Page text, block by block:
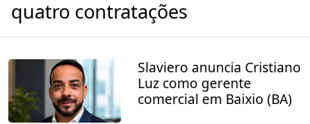
quatro contratações
Slaviero anuncia Cristiano
Luz como gerente
comercial em Baixio (BA)